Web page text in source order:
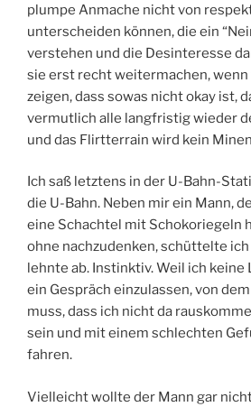
plumpe Anmache nicht von
unterscheiden können, die ein
verstehen und die Desinteresse
sie erst recht weitermachen, wenn
zeigen, dass sowas nicht okay ist,
vermutlich alle langfristig wieder
und das Flirtterrain wird kein
Ich saß letztens in der U-Bahn-
die U-Bahn. Neben mir ein Mann,
eine Schachtel mit Schokoriegeln
ohne nachzudenken, schüttelte
lehnte ab. Instinktiv. Weil ich
ein Gespräch einzulassen, von
muss, dass ich nicht da
sein und mit einem schlechten
fahren.
Vielleicht wollte der Mann gar